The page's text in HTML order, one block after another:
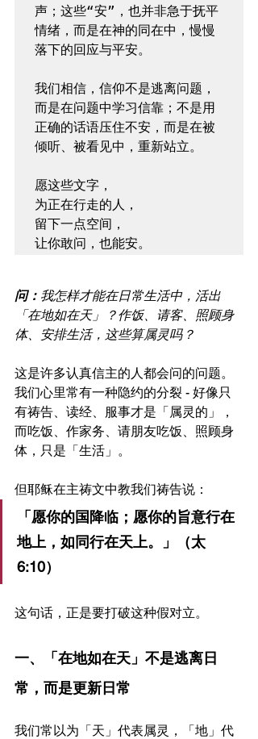
声；这些“安”，也并非急于抚平
情绪，而是在神的同在中，慢慢
落下的回应与平安。
我们相信，信仰不是逃离问题，
而是在问题中学习信靠；不是用
正确的话语压住不安，而是在被
倾听、被看见中，重新站立。
愿这些文字，
为正在行走的人，
留下一点空间，
问： 我怎样才能在日常生活中，活出
「在地如在天」？作饭、请客、照顾身
体、安排生活，这些算属灵吗？
这是许多认真信主的人都会问的问题。
我们心里常有一种隐约的分裂 - 好像只
有祷告、读经、服事才是「属灵的」，
而吃饭、作家务、请朋友吃饭、照顾身
体，只是「生活」。
但耶稣在主祷文中教我们祷告说：
「愿你的国降临；愿你的旨意行在
地上，如同行在天上。」（太
6:10）
这句话，正是要打破这种假对立。
一、「在地如在天」不是逃离日
常，而是更新日常
我们常以为「天」代表属灵，「地」代